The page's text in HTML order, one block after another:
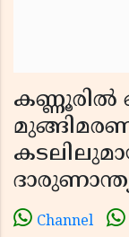
കണ്ണൂരിൽ
Channel